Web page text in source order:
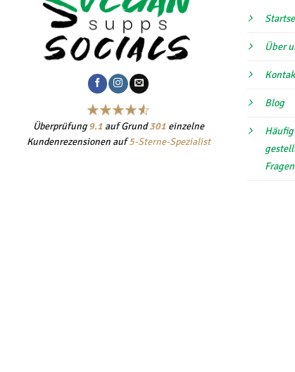
Überprüfung9.1 auf Grund301 einzelne
Kundenrezensionen auf5-Sterne-Spezialist
Über
Blog
Häufig
Fragen